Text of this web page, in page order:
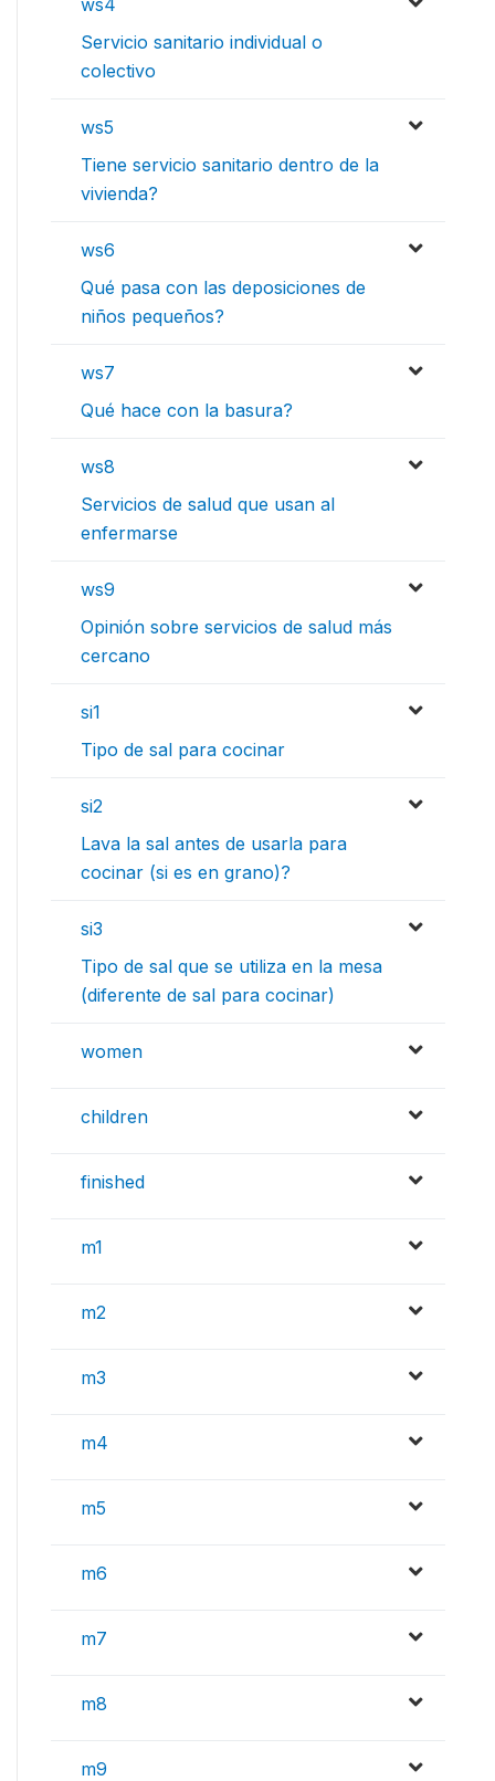
ws4
Servicio sanitario individual o
colectivo
ws5
Tiene servicio sanitario dentro de la
vivienda?
ws6
Qué pasa con las deposiciones de
niños pequeños?
ws7
Qué hace con la basura?
ws8
Servicios de salud que usan al
enfermarse
ws9
Opinión sobre servicios de salud más
cercano
si1
Tipo de sal para cocinar
si2
Lava la sal antes de usarla para
cocinar (si es en grano)?
si3
Tipo de sal que se utiliza en la mesa
(diferente de sal para cocinar)
women
children
finished
m1
m2
m3
m4
m5
m6
m7
m8
m9